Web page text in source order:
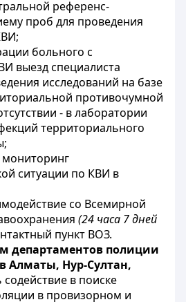
референс-
проб для проведения
больного с
выезд специалиста
исследований на базе
противочумной
- в лаборатории
территориального
мониторинг
ситуации по КВИ в
со Всемирной
(24 часа 7 дней
пункт ВОЗ.
департаментов полиции
Алматы, Нур-Султан,
содействие в поиске
в провизорном и